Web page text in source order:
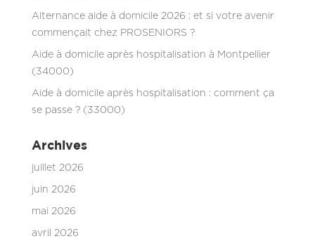
Alternance aide à domicile 2026 : et si votre avenir
commençait chez PROSENIORS ?
Aide à domicile après hospitalisation à Montpellier
(34000)
Aide à domicile après hospitalisation : comment ça
se passe ? (33000)
Archives
juillet 2026
juin 2026
mai 2026
avril 2026